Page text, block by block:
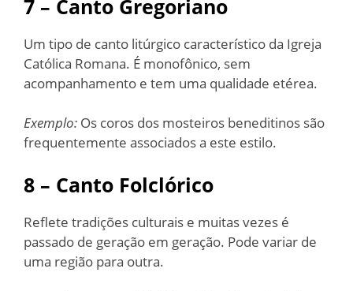
7 – Canto Gregoriano
Um tipo de canto litúrgico característico da Igreja
Católica Romana. É monofônico, sem
acompanhamento e tem uma qualidade etérea.
Exemplo: Os coros dos mosteiros beneditinos são
frequentemente associados a este estilo.
8 – Canto Folclórico
Reflete tradições culturais e muitas vezes é
passado de geração em geração. Pode variar de
uma região para outra.